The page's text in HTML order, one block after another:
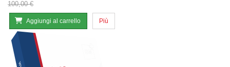
100,00 €
Aggiungi al carrello Più